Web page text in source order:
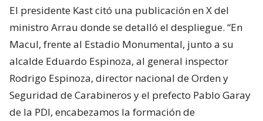
El presidente Kast citó una publicación en X del
ministro Arrau donde se detalló el despliegue. “En
Macul, frente al Estadio Monumental, junto a su
alcalde Eduardo Espinoza, al general inspector
Rodrigo Espinoza, director nacional de Orden y
Seguridad de Carabineros y el prefecto Pablo Garay
de la PDI, encabezamos la formación de